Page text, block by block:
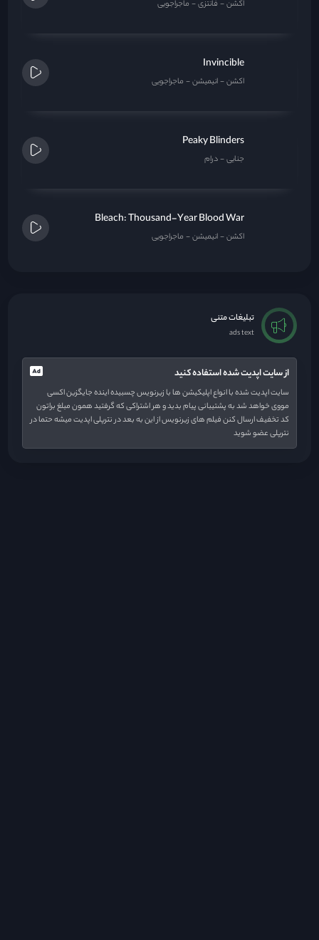
اکشن فانتزی ماجراجویی
Invincible
اکشن انیمیشن ماجراجویی
Peaky Blinders
جنایی درام
Bleach: Thousand-Year Blood War
اکشن انیمیشن ماجراجویی
تبلیغات متنی
ads text
از سایت اپدیت شده استفاده کنید
سایت اپدیت شده با انواع اپلیکیشن ها با زیرنویس چسبیده اینده جایگزین اکسی
مووی خواهد شد به پشتیبانی پیام بدید و هر اشتراکی که گرفتید همون مبلغ براتون
کد تخفیف ارسال کنن فیلم های زیرنویس از این به بعد در نترپلی اپدیت میشه حتما در
نترپلی عضو شوید